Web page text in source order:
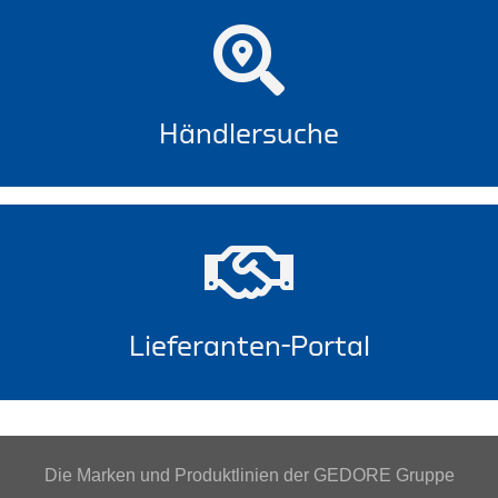
Händlersuche
Lieferanten-Portal
Die Marken und Produktlinien der GEDORE Gruppe